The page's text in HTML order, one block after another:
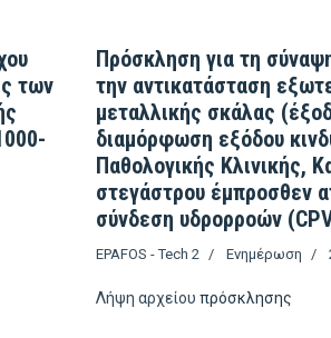
των
Πρόσκληση για τη
την αντικατάσταση
μεταλλικής σκάλας
διαμόρφωση εξόδου
Παθολογικής Κλινικής,
στεγάστρου έμπροσθεν
σύνδεση υδρορροών
EPAFOS - Tech 2 Ενημέρωση
Λήψη αρχείου πρόσκλησης